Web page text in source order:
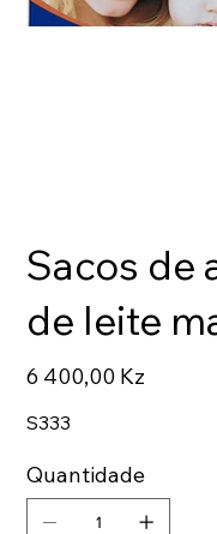
Sacos de
de leite
Preço
6 400,00 Kz
S333
Quantidade